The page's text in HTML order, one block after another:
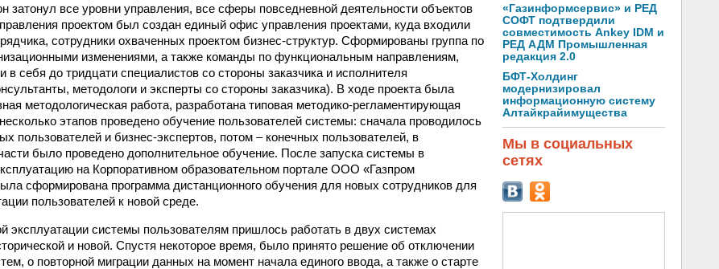
затонул все уровни управления, все сферы повседневной деятельности объектов
проектом был создан единый офис управления проектами, куда входили
сотрудники охваченных проектом бизнес-структур. Сформированы группа по
изменениями, а также команды по функциональным направлениям,
в себя до тридцати специалистов со стороны заказчика и исполнителя
методологи и эксперты со стороны заказчика). В ходе проекта была
методологическая работа, разработана типовая методико-регламентирующая
этапов проведено обучение пользователей системы: сначала проводилось
пользователей и бизнес-экспертов, потом – конечных пользователей, в
было проведено дополнительное обучение. После запуска системы в
на Корпоративном образовательном портале ООО «Газпром
сформирована программа дистанционного обучения для новых сотрудников для
пользователей к новой среде.
эксплуатации системы пользователям пришлось работать в двух системах
и новой. Спустя некоторое время, было принято решение об отключении
о повторной миграции данных на момент начала единого ввода, а также о старте
«Газинформсервис» и РЕД
СОФТ подтвердили
совместимость Ankey IDM и
РЕД АДМ Промышленная
редакция 2.0
БФТ-Холдинг
модернизировал
информационную систему
Алтайкрайимущества
Мы в социальных
сетях